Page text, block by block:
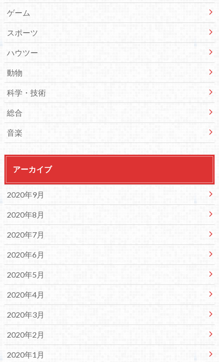
ゲーム
スポーツ
ハウツー
動物
科学・技術
総合
音楽
アーカイブ
2020年9月
2020年8月
2020年7月
2020年6月
2020年5月
2020年4月
2020年3月
2020年2月
2020年1月